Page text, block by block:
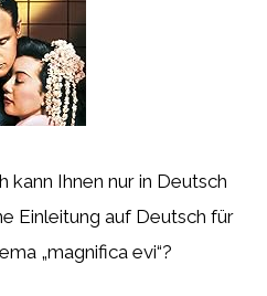
kann Ihnen nur in Deutsch
Einleitung auf Deutsch für
„magnifica evi“?